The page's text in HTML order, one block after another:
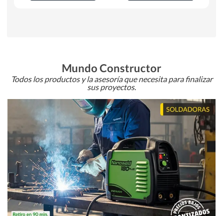
Mundo Constructor
Todos los productos y la asesoría que necesita para finalizar
sus proyectos.